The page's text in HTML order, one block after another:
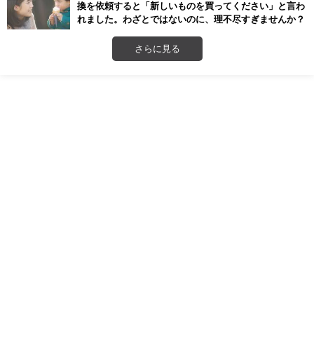
換を依頼すると「新しいものを買ってください」と言わ
れました。わざとではないのに、理不尽すぎませんか？
さらに見る